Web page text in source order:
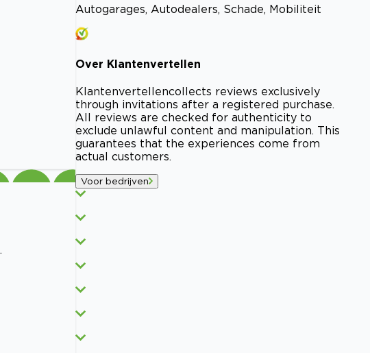
Autogarages, Autodealers, Schade, Mobiliteit
Over Klantenvertellen
Klantenvertellencollects reviews exclusively
through invitations after a registered purchase.
All reviews are checked for authenticity to
exclude unlawful content and manipulation. This
guarantees that the experiences come from
actual customers.
Voor bedrijven